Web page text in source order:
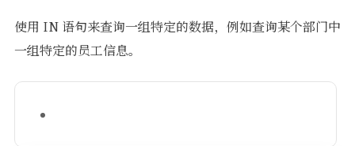
使用 IN 语句来查询一组特定的数据，例如查询某个部门中
一组特定的员工信息。